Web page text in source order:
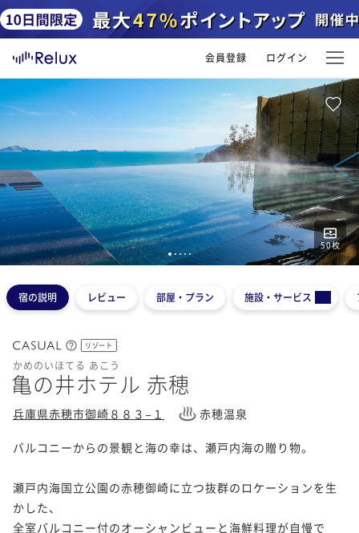
会員登録 ログイン
50枚
1 2345
宿の説明 レビュー 部屋・プラン 施設・サービス
リゾート
かめのいほてる あこう
亀の井ホテル 赤穂
兵庫県赤穂市御崎８８３−１ 赤穂温泉
バルコニーからの景観と海の幸は、瀬戸内海の贈り物。
瀬戸内海国立公園の赤穂御崎に立つ抜群のロケーションを生
かした、
全室バルコニー付のオーシャンビューと海鮮料理が自慢で